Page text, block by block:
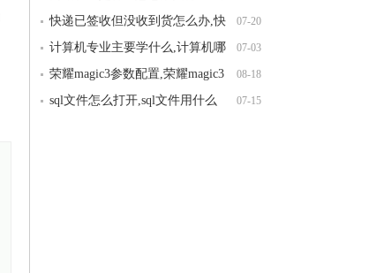
算方法,网站权重怎么提高
07-20
快递已签收但没收到货怎么办,快
递没收到却显示已签收怎么办?
07-03
计算机专业主要学什么,计算机哪
个专业最吃香
08-18
荣耀magic3参数配置,荣耀magic3
和magic4的区别哪个好
07-15
sql文件怎么打开,sql文件用什么